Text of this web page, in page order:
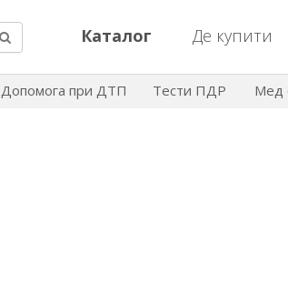
Каталог Де купити
Допомога при ДТП Тести ПДР Мед